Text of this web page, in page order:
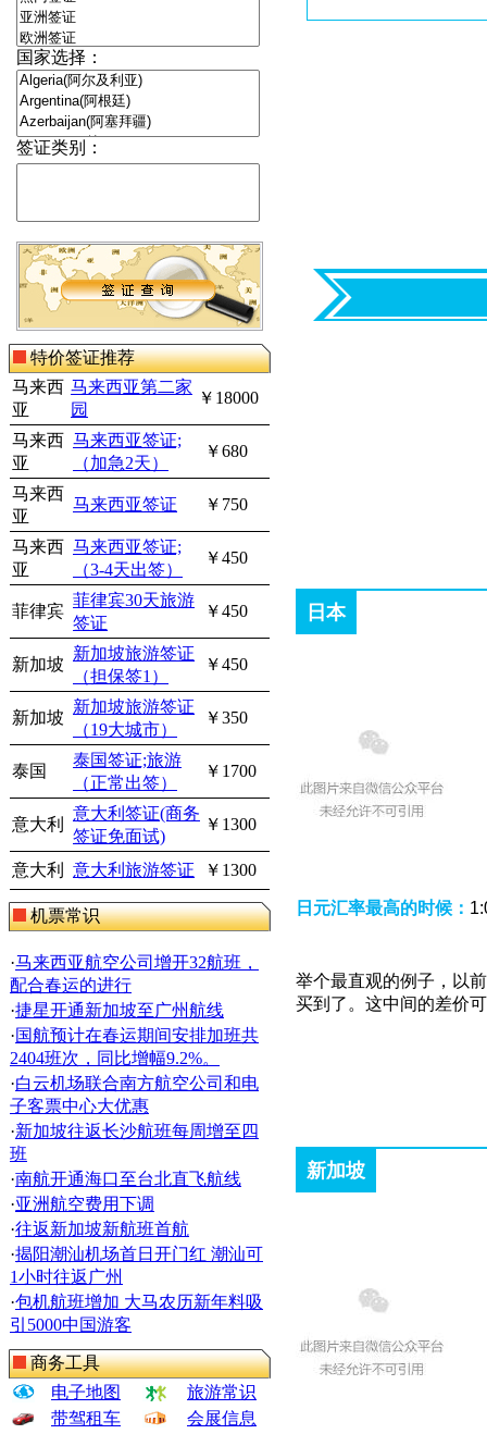
国家选择：
签证类别：
特价签证推荐
马来西
亚
马来西亚第二家
园
￥18000
马来西
亚
马来西亚签证;
（加急2天）
￥680
马来西
亚
马来西亚签证 ￥750
马来西
亚
马来西亚签证;
（3-4天出签）
￥450
菲律宾
菲律宾30天旅游
签证
￥450
新加坡
新加坡旅游签证
（担保签1）
￥450
新加坡
新加坡旅游签证
（19大城市）
￥350
泰国
泰国签证;旅游
（正常出签）
￥1700
意大利
意大利签证(商务
签证免面试)
￥1300
意大利 意大利旅游签证 ￥1300
机票常识
·马来西亚航空公司增开32航班，
配合春运的进行
·捷星开通新加坡至广州航线
·国航预计在春运期间安排加班共
2404班次，同比增幅9.2%。
·白云机场联合南方航空公司和电
子客票中心大优惠
·新加坡往返长沙航班每周增至四
班
·南航开通海口至台北直飞航线
·亚洲航空费用下调
·往返新加坡新航班首航
·揭阳潮汕机场首日开门红 潮汕可
1小时往返广州
·包机航班增加 大马农历新年料吸
引5000中国游客
商务工具
电子地图
旅游常识
带驾租车
会展信息
日本
日元汇率最高的时候：
举个最直观的例子，以
买到了。这中间的差价
新加坡